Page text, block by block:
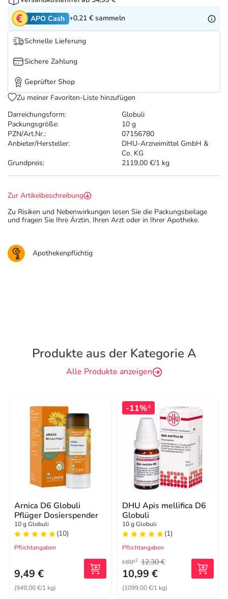
Tierapotheke
Vitamine & Mineralstoffe
Marken
Salus Deals
Darreichungsform:
Globuli
Packungsgröße:
10 g
PZN/Art.Nr.:
07156780
Anbieter/Hersteller:
DHU-Arzneimittel GmbH &
Co. KG
Grundpreis:
2119,00 €/1 kg
APO Cash +0,21 € sammeln
Schnelle Lieferung
Sichere Zahlung
Geprüfter Shop
Zu meiner Favoriten-Liste hinzufügen
Zur Artikelbeschreibung
Zu Risiken und Nebenwirkungen lesen Sie die Packungsbeilage
und fragen Sie Ihre Ärztin, Ihren Arzt oder in Ihrer Apotheke.
Apothekenpflichtig
Produkte aus der Kategorie A
Alle Produkte anzeigen
Arnica D6 Globuli
Pflüger Dosierspender
10 g Globuli
(10)
Pflichtangaben
9,49 €
(949,00 €/1 kg)
-11%4
DHU Apis mellifica D6
Globuli
10 g Globuli
(1)
Pflichtangaben
MRP2 12,30 €
10,99 €
(1099,00 €/1 kg)